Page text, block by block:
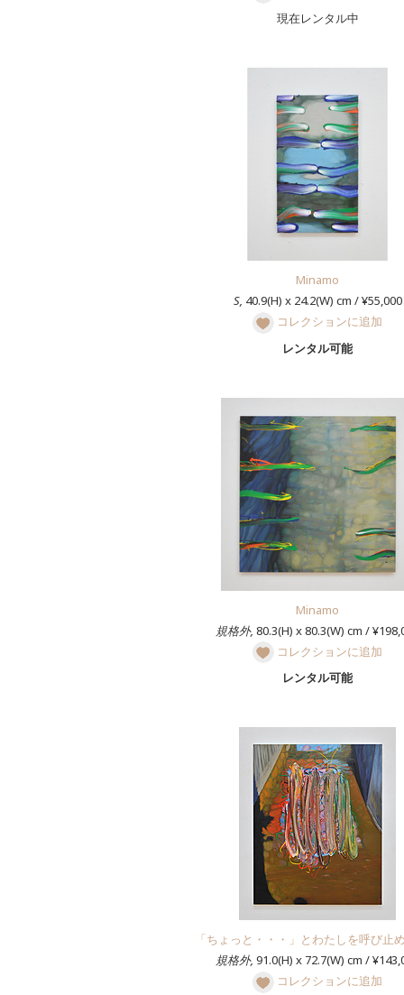
現在レンタル中
Minamo
S, 40.9(H) x 24.2(W) cm / ¥55,000
コレクションに追加
レンタル可能
Minamo
規格外, 80.3(H) x 80.3(W) cm /
コレクションに追加
レンタル可能
「ちょっと・・・」とわたしを呼び止
規格外, 91.0(H) x 72.7(W) cm /
コレクションに追加